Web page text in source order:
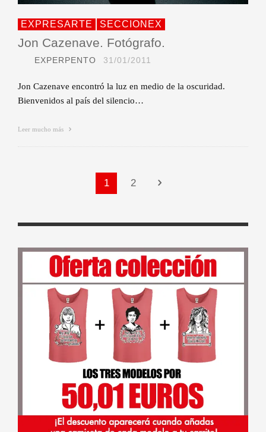
EXPRESARTE SECCIONEX
Jon Cazenave. Fotógrafo.
EXPERPENTO 31/01/2011
Jon Cazenave encontró la luz en medio de la oscuridad.
Bienvenidos al país del silencio…
Leer mucho más
1 2